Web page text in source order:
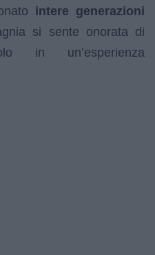
intere generazioni
si sente onorata di
in un’esperienza